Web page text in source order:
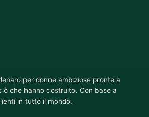
per donne ambiziose pronte a
che hanno costruito. Con base a
in tutto il mondo.